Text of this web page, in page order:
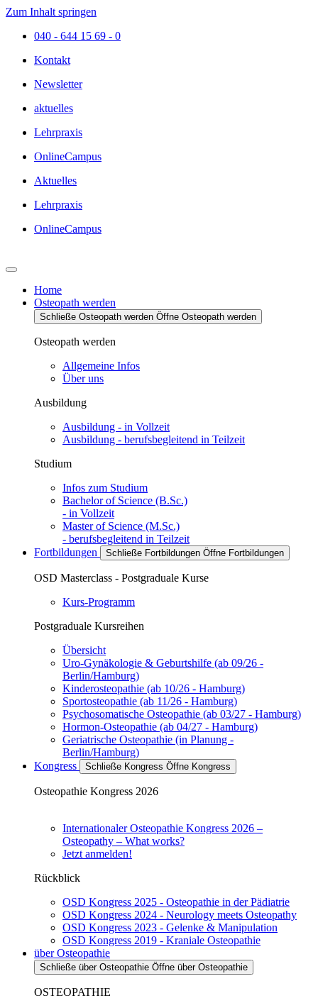
Zum Inhalt springen
040 - 644 15 69 - 0
Kontakt
Newsletter
aktuelles
Lehrpraxis
OnlineCampus
Aktuelles
Lehrpraxis
OnlineCampus
Home
Osteopath werden
Schließe Osteopath werden Öffne Osteopath werden
Osteopath werden
Allgemeine Infos
Über uns
Ausbildung
Ausbildung - in Vollzeit
Ausbildung - berufsbegleitend in Teilzeit
Studium
Infos zum Studium
Bachelor of Science (B.Sc.)
- in Vollzeit
Master of Science (M.Sc.)
- berufsbegleitend in Teilzeit
Fortbildungen
Schließe Fortbildungen Öffne Fortbildungen
OSD Masterclass - Postgraduale Kurse
Kurs-Programm
Postgraduale Kursreihen
Übersicht
Uro-Gynäkologie & Geburtshilfe (ab 09/26 -
Berlin/Hamburg)
Kinderosteopathie (ab 10/26 - Hamburg)
Sportosteopathie (ab 11/26 - Hamburg)
Psychosomatische Osteopathie (ab 03/27 - Hamburg)
Hormon-Osteopathie (ab 04/27 - Hamburg)
Geriatrische Osteopathie (in Planung -
Berlin/Hamburg)
Kongress
Schließe Kongress Öffne Kongress
Osteopathie Kongress 2026
Internationaler Osteopathie Kongress 2026 –
Osteopathy – What works?
Jetzt anmelden!
Rückblick
OSD Kongress 2025 - Osteopathie in der Pädiatrie
OSD Kongress 2024 - Neurology meets Osteopathy
OSD Kongress 2023 - Gelenke & Manipulation
OSD Kongress 2019 - Kraniale Osteopathie
über Osteopathie
Schließe über Osteopathie Öffne über Osteopathie
OSTEOPATHIE